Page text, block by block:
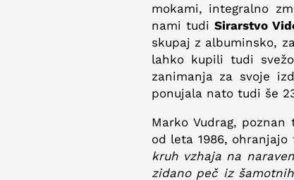
mokami, integralno
nami tudi Sirarstvo
skupaj z albuminsko,
lahko kupili tudi
zanimanja za svoje
ponujala nato tudi še
Marko Vudrag,
od leta 1986,
kruh vzhaja na
zidano peč iz